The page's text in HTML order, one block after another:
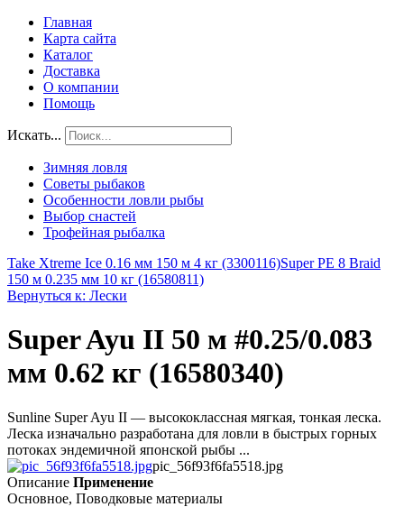
Главная
Карта сайта
Каталог
Доставка
О компании
Помощь
Искать...
Зимняя ловля
Советы рыбаков
Особенности ловли рыбы
Выбор снастей
Трофейная рыбалка
Take Xtreme Ice 0.16 мм 150 м 4 кг (3300116)Super PE 8 Braid
150 м 0.235 мм 10 кг (16580811)
Вернуться к: Лески
Super Ayu II 50 м #0.25/0.083
мм 0.62 кг (16580340)
Sunline Super Ayu II — высококлассная мягкая, тонкая леска.
Леска изначально разработана для ловли в быстрых горных
потоках эндемичной японской рыбы ...
pic_56f93f6fa5518.jpg
Описание Применение
Основное, Поводковые материалы